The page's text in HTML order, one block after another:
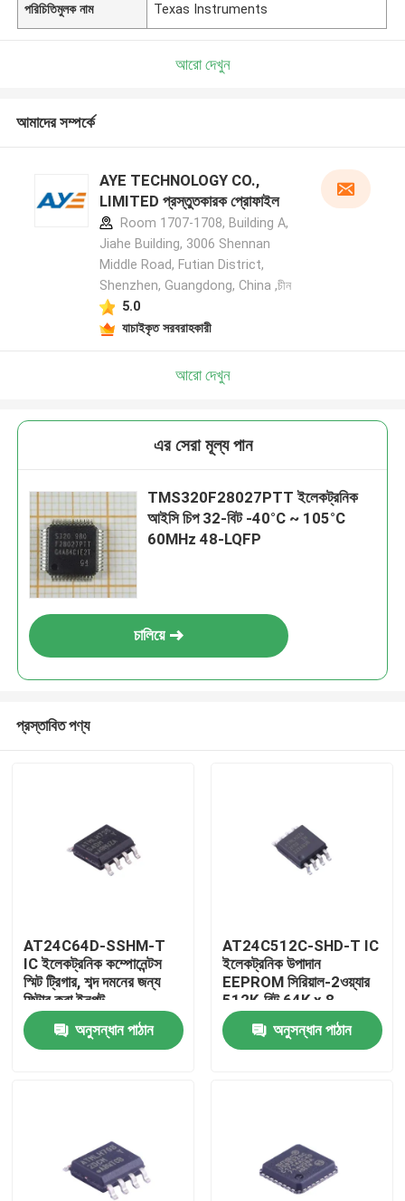
পরিচিতিমুলক নাম Texas Instruments
আরো দেখুন
আমাদের সম্পর্কে
AYE TECHNOLOGY CO.,
LIMITED প্রস্তুতকারক প্রোফাইল
Room 1707-1708, Building A,
Jiahe Building, 3006 Shennan
Middle Road, Futian District,
Shenzhen, Guangdong, China ,চীন
5.0
যাচাইকৃত সরবরাহকারী
আরো দেখুন
এর সেরা মূল্য পান
TMS320F28027PTT ইলেকট্রনিক
আইসি চিপ 32-বিট -40°C ~ 105°C
60MHz 48-LQFP
চালিয়ে
প্রস্তাবিত পণ্য
AT24C64D-SSHM-T
IC ইলেকট্রনিক কম্পোনেন্টস
স্মিট ট্রিগার, শব্দ দমনের জন্য
ফিল্টার করা ইনপুট
অনুসন্ধান পাঠান
AT24C512C-SHD-T IC
ইলেকট্রনিক উপাদান
EEPROM সিরিয়াল-2ওয়্যার
512K-বিট 64K x 8
3.3V/5V 8-পিন SOIC
EIAJ T/Rঅনুসন্ধান পাঠান